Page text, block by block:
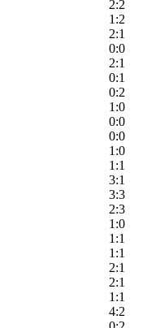
2:2
1:2
2:1
0:0
2:1
0:1
0:2
1:0
0:0
0:0
1:0
1:1
3:1
3:3
2:3
1:0
1:1
1:1
2:1
2:1
1:1
4:2